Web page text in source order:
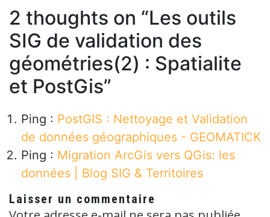
2 thoughts on “Les outils
SIG de validation des
géométries(2) : Spatialite
et PostGis”
Ping : PostGIS : Nettoyage et Validation
de données géographiques - GEOMATICK
Ping : Migration ArcGis vers QGis: les
données | Blog SIG & Territoires
Laisser un commentaire